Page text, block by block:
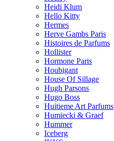
Heidi Klum
Hello Kitty
Hermes
Herve Gambs Paris
Histoires de Parfums
Hollister
Hormone Paris
Houbigant
House Of Sillage
Hugh Parsons
Hugo Boss
Huitieme Art Parfums
Humiecki & Graef
Hummer
Iceberg